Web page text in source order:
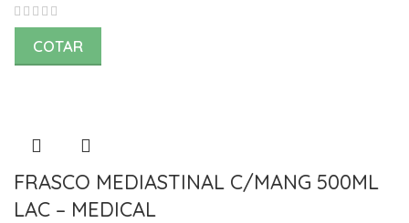
COTAR
FRASCO MEDIASTINAL C/MANG 500ML
LAC – MEDICAL